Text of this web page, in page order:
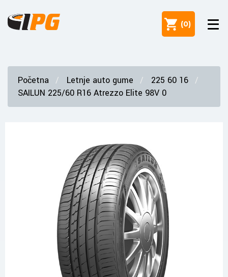
(0)
Početna Letnje auto gume
225 60 16
SAILUN 225/60 R16 Atrezzo Elite 98V 0